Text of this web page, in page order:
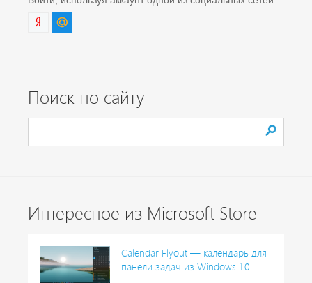
Поиск по сайту
Интересное из Microsoft Store
Calendar Flyout — календарь для
панели задач из Windows 10